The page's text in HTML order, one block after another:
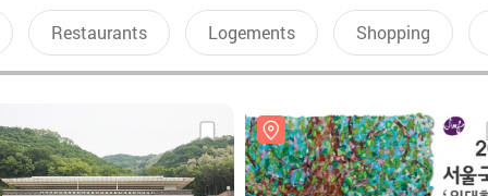
Restaurants Logements Shopping